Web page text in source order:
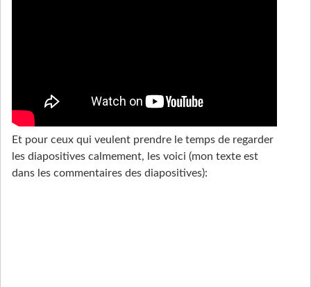
Et pour ceux qui veulent prendre le temps de regarder
les diapositives calmement, les voici (mon texte est
dans les commentaires des diapositives):